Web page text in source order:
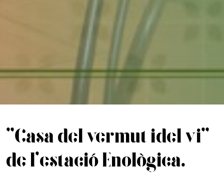
"Casa del vermut i del vi"
de l'estació Enològica.